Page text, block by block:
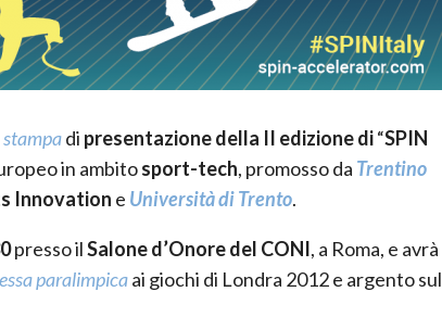
di presentazione della II edizione di“SPIN
in ambitosport-tech, promosso da Trentino
Innovation e Università di Trento.
presso ilSalone d’Onore del CONI, a Roma, e avrà
paralimpicaai giochi di Londra 2012 e argento sul